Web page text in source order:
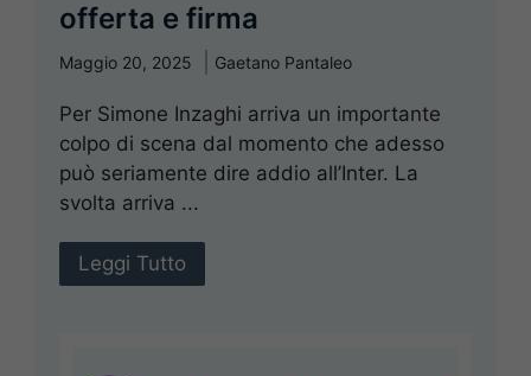
offerta e firma
Maggio 20, 2025 Gaetano Pantaleo
Per Simone Inzaghi arriva un importante
colpo di scena dal momento che adesso
può seriamente dire addio all’Inter. La
svolta arriva ...
Leggi Tutto